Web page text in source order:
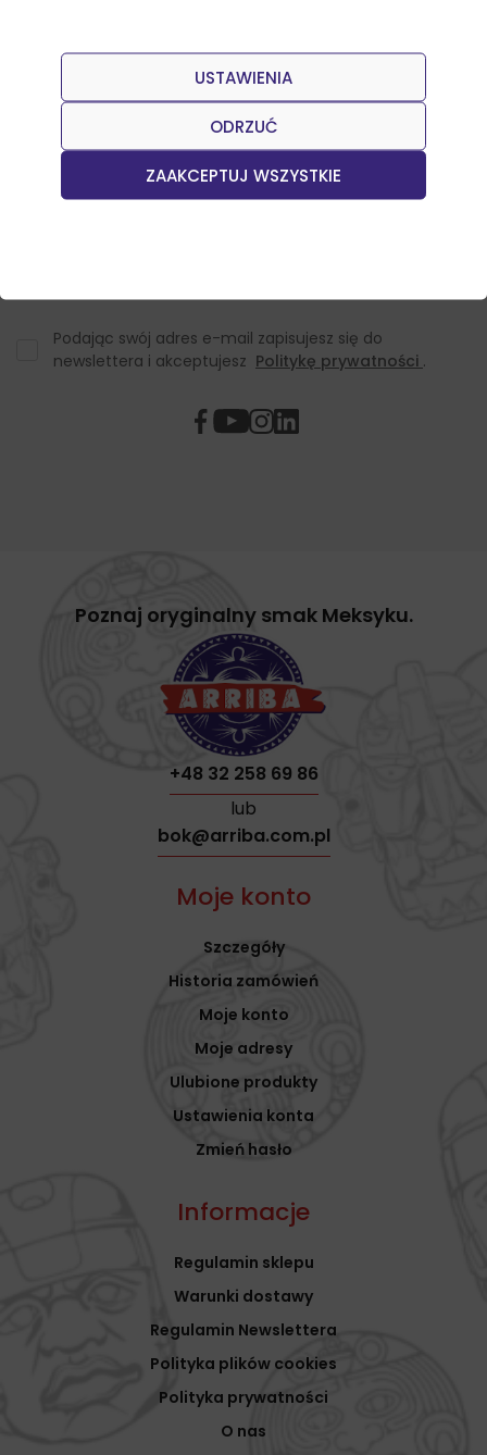
ZAAKCEPTUJ WSZYSTKIE
ODRZUĆ
USTAWIENIA
Dołącz do naszego Newslettera
Otrzymuj informacje o nowościach w sklepie oraz
Podając swój adres e-mail zapisujesz się do
newslettera i akceptujesz Politykę prywatności .
Poznaj oryginalny smak Meksyku.
+48 32 258 69 86
lub
bok@arriba.com.pl
Moje konto
Szczegóły
Historia zamówień
Moje konto
Moje adresy
Ulubione produkty
Ustawienia konta
Zmień hasło
Informacje
Regulamin sklepu
Warunki dostawy
Regulamin Newslettera
Polityka plików cookies
Polityka prywatności
O nas